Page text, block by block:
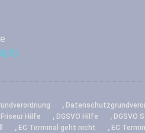
,
Friseur Hilfe , DGSVO Hilfe , DGSVO
, EC Terminal geht nicht , EC